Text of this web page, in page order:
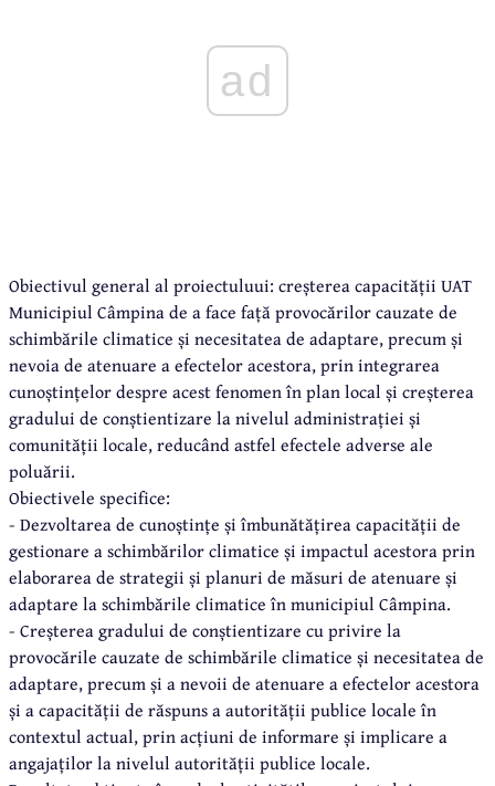
ad
Obiectivul general al proiectuluui: creșterea capacității UAT
Municipiul Câmpina de a face față provocărilor cauzate de
schimbările climatice și necesitatea de adaptare, precum și
nevoia de atenuare a efectelor acestora, prin integrarea
cunoștințelor despre acest fenomen în plan local și creșterea
gradului de conștientizare la nivelul administrației și
comunității locale, reducând astfel efectele adverse ale
poluării.
Obiectivele specifice:
- Dezvoltarea de cunoștințe și îmbunătățirea capacității de
gestionare a schimbărilor climatice și impactul acestora prin
elaborarea de strategii și planuri de măsuri de atenuare și
adaptare la schimbările climatice în municipiul Câmpina.
- Creșterea gradului de conștientizare cu privire la
provocările cauzate de schimbările climatice și necesitatea de
adaptare, precum și a nevoii de atenuare a efectelor acestora
și a capacității de răspuns a autorității publice locale în
contextul actual, prin acțiuni de informare și implicare a
angajaților la nivelul autorității publice locale.